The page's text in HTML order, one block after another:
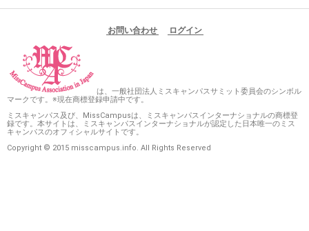
お問い合わせ ログイン
は、一般社団法人ミスキャンパスサミット委員会のシンボル
マークです。※現在商標登録申請中です。
ミスキャンパス及び、MissCampusは、ミスキャンパスインターナショナルの商標登
録です。本サイトは、ミスキャンパスインターナショナルが認定した日本唯一のミス
キャンパスのオフィシャルサイトです。
Copyright © 2015 misscampus.info. All Rights Reserved